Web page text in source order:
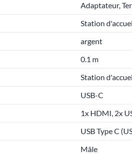
Adaptateur,
Station
argent
0.1 m
Station
USB-C
1x HDMI, 2x
USB Type C
Mâle